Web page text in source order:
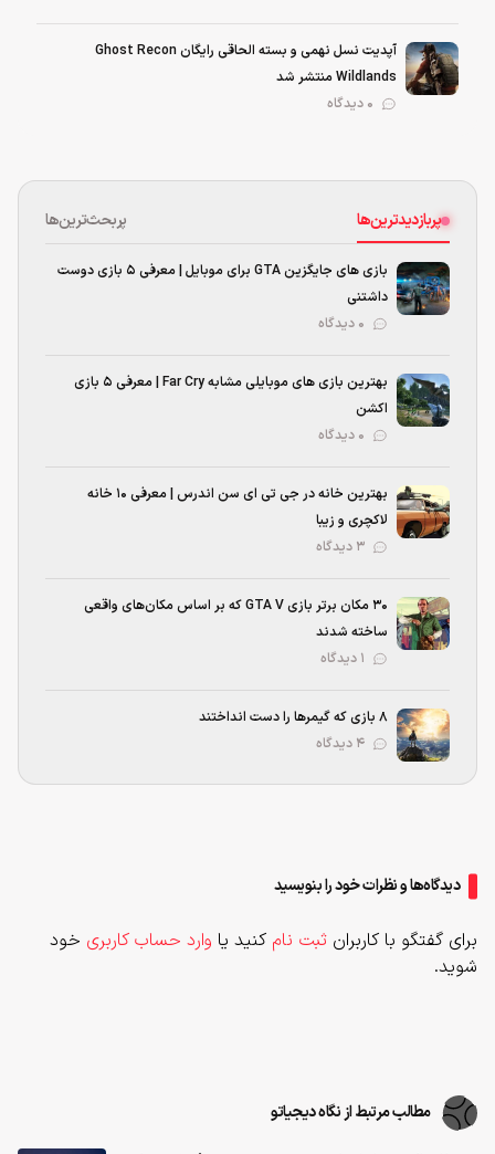
آپدیت نسل نهمی و بسته الحاقی رایگان Ghost Recon
Wildlands منتشر شد
پربازدیدترین‌ها پربحث‌ترین‌ها
بازی های جایگزین GTA برای موبایل | معرفی ۵ بازی دوست
داشتنی
بهترین بازی‌ های موبایلی مشابه Far Cry | معرفی ۵ بازی
اکشن
بهترین خانه در جی تی ای سن اندرس | معرفی ۱۰ خانه
لاکچری و زیبا
۳۰ مکان برتر بازی GTA V که بر اساس مکان‌های واقعی
ساخته شدند
۸ بازی که گیمرها را دست انداختند
دیدگاه‌ها و نظرات خود را بنویسید
برای گفتگو با کاربران ثبت نام کنید یا وارد حساب کاربری خود
شوید.
مطالب مرتبط از نگاه دیجیاتو